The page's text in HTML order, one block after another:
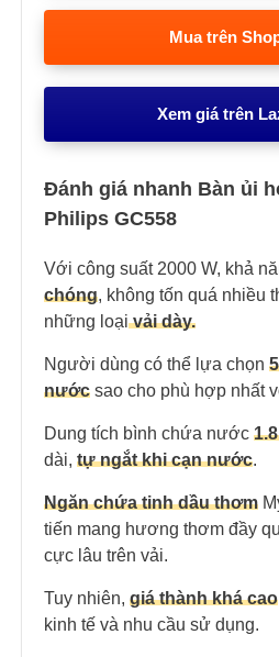
Mua trên
Xem giá trên
Đánh giá nhanh Bàn ủi
Philips GC558
Với công suất 2000 W, khả
chóng, không tốn quá nhiều
những loạivải dày.
Người dùng có thể lựa chọn
nước sao cho phù hợp nhất
Dung tích bình chứa nước
dài, tự ngắt khi cạn nước.
Ngăn chứa tinh dầu thơm
tiến mang hương thơm đầy
cực lâu trên vải.
Tuy nhiên, giá thành khá cao
kinh tế và nhu cầu sử dụng.